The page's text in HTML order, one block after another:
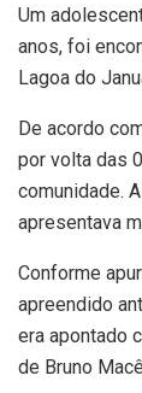
Um
anos, foi
Lagoa do
De acordo
por volta das
comunidade.
apresentava
Conforme
apreendido
era apontado
de Bruno